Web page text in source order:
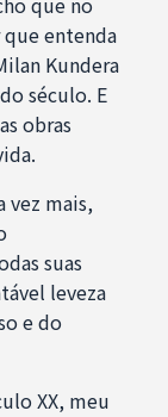
que entenda
Kundera
século. E
obras
vez mais,
suas
leveza
e do
XX, meu